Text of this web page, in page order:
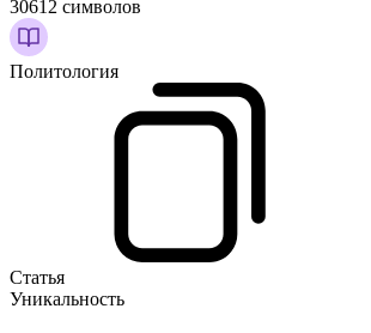
30612 символов
Политология
Статья
Уникальность